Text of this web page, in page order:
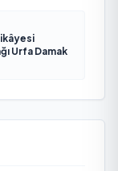
Urfa Damak